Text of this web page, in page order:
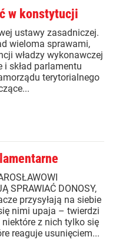
w konstytucji
ustawy zasadniczej.
wieloma sprawami,
władzy wykonawczej
skład parlamentu
terytorialnego
SPRAWIAĆ DONOSY,
przysyłają na siebie
nimi upaja – twierdzi
niektóre z nich tylko się
reaguje usunięciem...